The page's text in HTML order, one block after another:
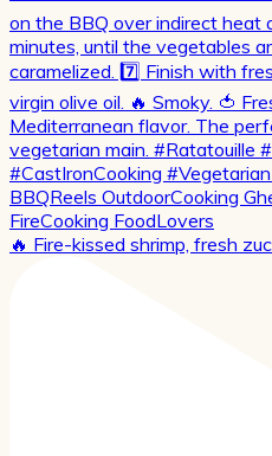
🔥 Fire-kissed shrimp, fresh